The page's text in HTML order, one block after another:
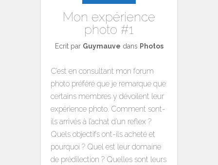
Mon expérience
photo #1
Ecrit par Guymauve dans Photos
C’est en consultant mon forum
photo préféré que je remarque que
certains membres y dévoilent leur
expérience photo. Comment sont-
ils arrivés à l’achat d’un reflex ?
Quels objectifs ont-ils acheté et
pourquoi ? Quel est leur domaine
de prédilection ? Quelles sont leurs